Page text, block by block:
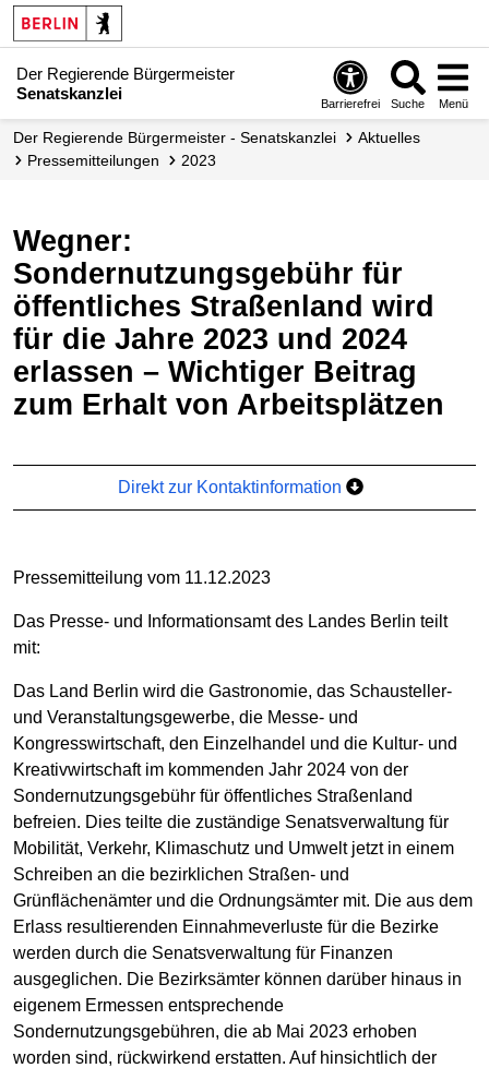
Der Regierende Bürgermeister
Senatskanzlei
Barrierefrei Suche Menü
Der Regierende Bürgermeister - Senatskanzlei
Aktuelles
Presse­mitteilungen
2023
Wegner:
Sondernutzungsgebühr für
öffentliches Straßenland wird
für die Jahre 2023 und 2024
erlassen – Wichtiger Beitrag
zum Erhalt von Arbeitsplätzen
Direkt zur Kontaktinformation
Pressemitteilung vom 11.12.2023
Das Presse- und Informationsamt des Landes Berlin teilt
mit:
Das Land Berlin wird die Gastronomie, das Schausteller-
und Veranstaltungsgewerbe, die Messe- und
Kongresswirtschaft, den Einzelhandel und die Kultur- und
Kreativwirtschaft im kommenden Jahr 2024 von der
Sondernutzungsgebühr für öffentliches Straßenland
befreien. Dies teilte die zuständige Senatsverwaltung für
Mobilität, Verkehr, Klimaschutz und Umwelt jetzt in einem
Schreiben an die bezirklichen Straßen- und
Grünflächenämter und die Ordnungsämter mit. Die aus dem
Erlass resultierenden Einnahmeverluste für die Bezirke
werden durch die Senatsverwaltung für Finanzen
ausgeglichen. Die Bezirksämter können darüber hinaus in
eigenem Ermessen entsprechende
Sondernutzungsgebühren, die ab Mai 2023 erhoben
worden sind, rückwirkend erstatten. Auf hinsichtlich der